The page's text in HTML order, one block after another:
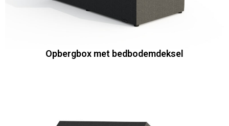
Opbergbox met bedbodemdeksel